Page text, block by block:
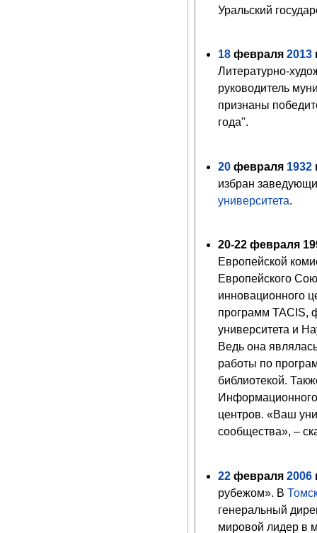
Уральский
18 февраля 2013
Литературно-
руководитель
признаны
года".
20 февраля 1932
избран
университета.
20-22 февраля
Европейской
Европейского
инновационного
программ TACIS,
университета и
Ведь она
работы по
библиотекой.
центров. «Ваш
сообщества», –
22 февраля 2006
рубежом». В
генеральный
мировой лидер в